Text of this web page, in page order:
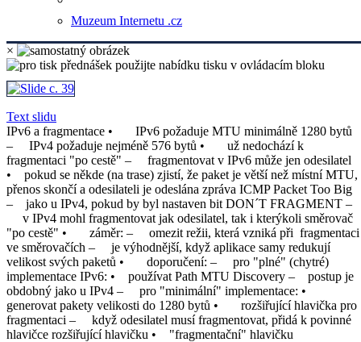
Muzeum Internetu .cz
×
Text slidu
IPv6 a fragmentace • IPv6 požaduje MTU minimálně 1280 bytů
– IPv4 požaduje nejméně 576 bytů • už nedochází k
fragmentaci "po cestě" – fragmentovat v IPv6 může jen odesilatel
• pokud se někde (na trase) zjistí, že paket je větší než místní MTU,
přenos skončí a odesilateli je odeslána zpráva ICMP Packet Too Big
– jako u IPv4, pokud by byl nastaven bit DON´T FRAGMENT –
v IPv4 mohl fragmentovat jak odesilatel, tak i kterýkoli směrovač
"po cestě" • záměr: – omezit režii, která vzniká při fragmentaci
ve směrovačích – je výhodnější, když aplikace samy redukují
velikost svých paketů • doporučení: – pro "plné" (chytré)
implementace IPv6: • používat Path MTU Discovery – postup je
obdobný jako u IPv4 – pro "minimální" implementace: •
generovat pakety velikosti do 1280 bytů • rozšiřující hlavička pro
fragmentaci – když odesilatel musí fragmentovat, přidá k povinné
hlavičce rozšiřující hlavičku • "fragmentační" hlavičku